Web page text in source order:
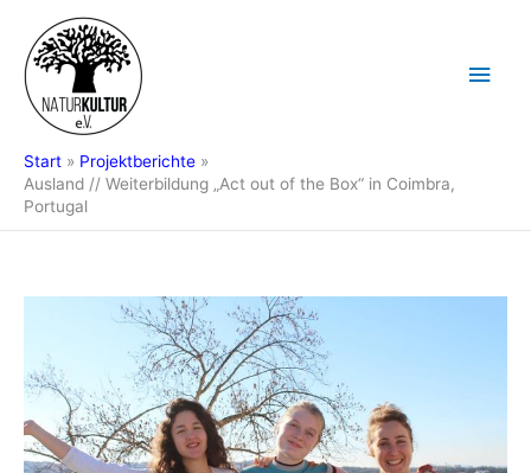
Inhalt
springen
Start
Projektberichte
Ausland // Weiterbildung „Act out of the Box“ in Coimbra,
Portugal